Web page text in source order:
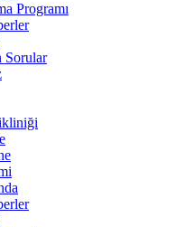
Programı
Sorular